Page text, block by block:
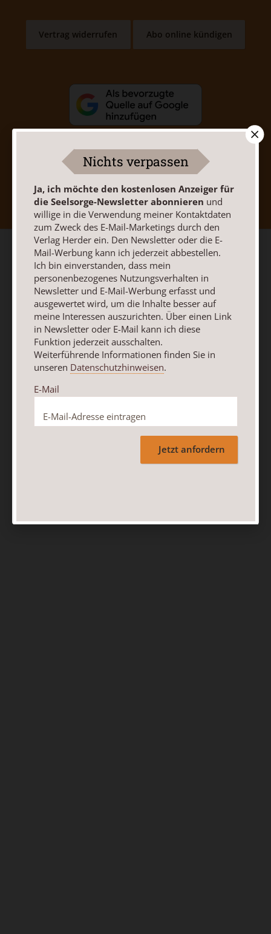
Vertrag widerrufen Abo online kündigen
Nichts verpassen
Ja, ich möchte den kostenlosen Anzeiger für
die Seelsorge-Newsletter abonnieren und
willige in die Verwendung meiner Kontaktdaten
zum Zweck des E-Mail-Marketings durch den
Verlag Herder ein. Den Newsletter oder die E-
Mail-Werbung kann ich jederzeit abbestellen.
Ich bin einverstanden, dass mein
personenbezogenes Nutzungsverhalten in
Newsletter und E-Mail-Werbung erfasst und
ausgewertet wird, um die Inhalte besser auf
meine Interessen auszurichten. Über einen Link
in Newsletter oder E-Mail kann ich diese
Funktion jederzeit ausschalten.
Weiterführende Informationen finden Sie in
unseren Datenschutzhinweisen.
E-Mail
Jetzt anfordern